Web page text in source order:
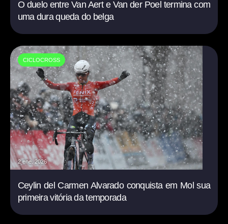
O duelo entre Van Aert e Van der Poel termina com
uma dura queda do belga
CICLOCROSS
2 ene. 2026
Ceylin del Carmen Alvarado conquista em Mol sua
primeira vitória da temporada